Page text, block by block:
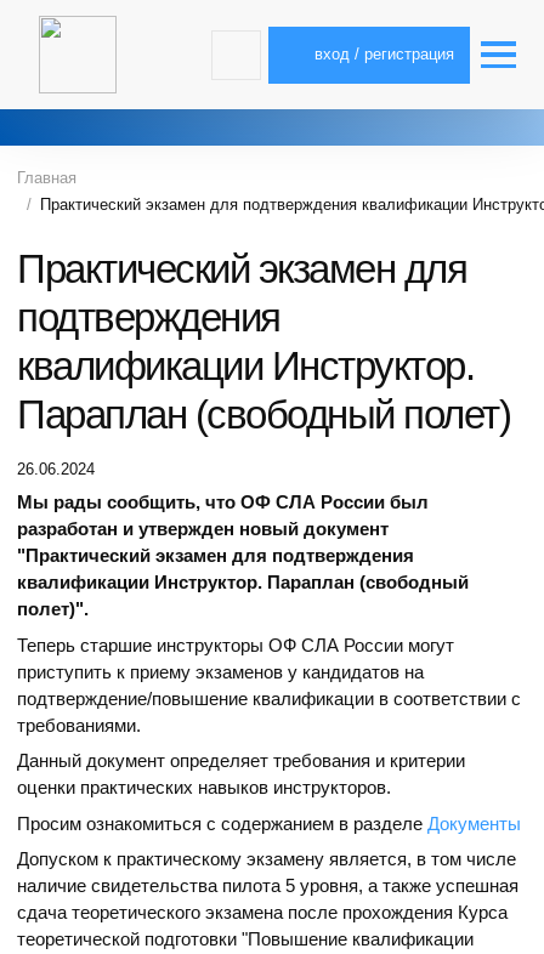
вход / регистрация
Главная
Практический экзамен для подтверждения квалификации
Практический экзамен для
подтверждения
квалификации Инструктор.
Параплан (свободный полет)
26.06.2024
Мы рады сообщить, что ОФ СЛА России был
разработан и утвержден новый документ
"Практический экзамен для подтверждения
квалификации Инструктор. Параплан (свободный
полет)".
Теперь старшие инструкторы ОФ СЛА России могут
приступить к приему экзаменов у кандидатов на
подтверждение/повышение квалификации в соответствии с
требованиями.
Данный документ определяет требования и критерии
оценки практических навыков инструкторов.
Просим ознакомиться с содержанием в разделеДокументы
Допуском к практическому экзамену является, в том числе
наличие свидетельства пилота 5 уровня, а также успешная
сдача теоретического экзамена после прохождения Курса
теоретической подготовки "Повышение квалификации